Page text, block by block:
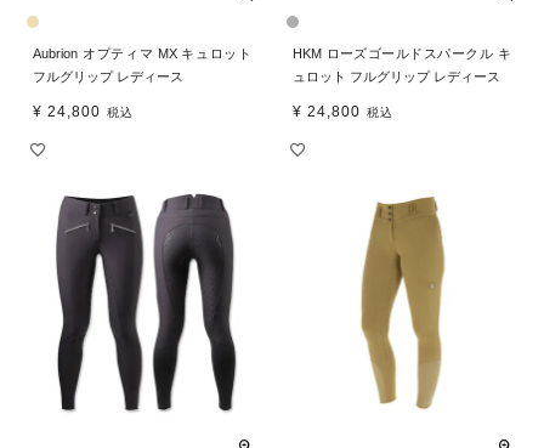
Aubrion オプティマ MX キュロット
フルグリップ レディース
¥ 24,800 税込
HKM ローズゴールドスパークル キ
ュロット フルグリップ レディース
¥ 24,800 税込